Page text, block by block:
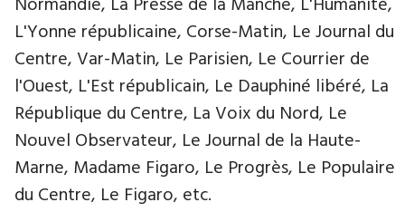
L'Yonne républicaine, Corse-Matin, Le Journal du
Centre, Var-Matin, Le Parisien, Le Courrier de
l'Ouest, L'Est républicain, Le Dauphiné libéré, La
République du Centre, La Voix du Nord, Le
Nouvel Observateur, Le Journal de la Haute-
Marne, Madame Figaro, Le Progrès, Le Populaire
du Centre, Le Figaro, etc.